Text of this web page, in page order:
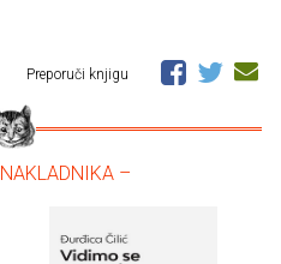
Preporuči knjigu
–